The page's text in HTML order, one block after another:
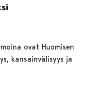
ovat Huomisen
kansainvälisyys ja